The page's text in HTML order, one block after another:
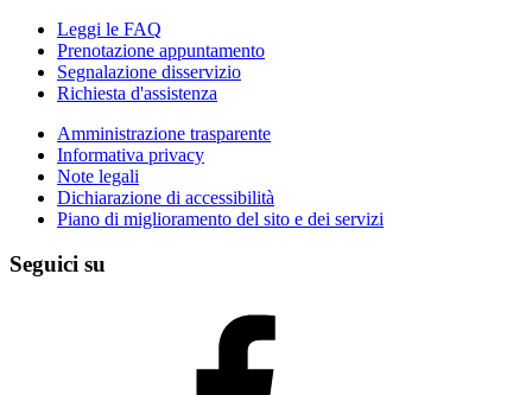
Leggi le FAQ
Prenotazione appuntamento
Segnalazione disservizio
Richiesta d'assistenza
Amministrazione trasparente
Informativa privacy
Note legali
Dichiarazione di accessibilità
Piano di miglioramento del sito e dei servizi
Seguici su